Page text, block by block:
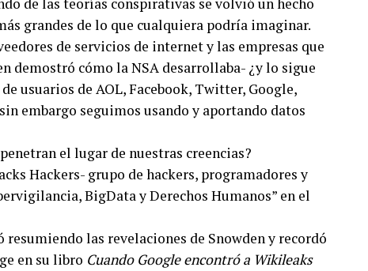
grandes de lo que cualquiera podría imaginar.
de servicios de internet y las empresas que
demostró cómo la NSA desarrollaba- ¿y lo sigue
usuarios de AOL, Facebook, Twitter, Google,
embargo seguimos usando y aportando datos
el lugar de nuestras creencias?
Hackers- grupo de hackers, programadores y
BigData y Derechos Humanos” en el
las revelaciones de Snowden y recordó
en su libro Cuando Google encontró a Wikileaks